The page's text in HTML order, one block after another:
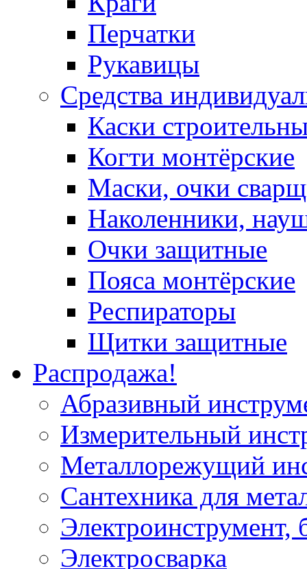
Перчатки
Рукавицы
Средства
Каски
Когти монтёрские
Маски, очки
Наколенники,
Очки защитные
Пояса монтёрские
Респираторы
Щитки защитные
Распродажа!
Абразивный
Измерительный
Металлорежущий
Сантехника для
Электроинструмент,
Электросварка